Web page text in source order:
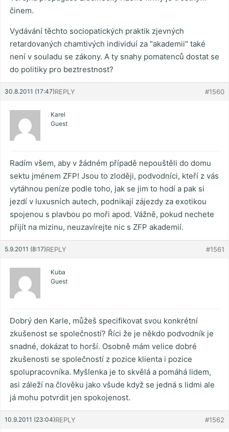
činem.
Vydávání těchto sociopatických praktik zjevných
retardovaných chamtivých individuí za "akademii" také
není v souladu se zákony. A ty snahy pomatenců dostat se
do politiky pro beztrestnost?
30.8.2011 (17:47) #1560
REPLY
Karel
Guest
Radím všem, aby v žádném případě nepouštěli do domu
sektu jménem ZFP! Jsou to zloději, podvodníci, kteří z vás
vytáhnou peníze podle toho, jak se jim to hodí a pak si
jezdí v luxusních autech, podnikají zájezdy za exotikou
spojenou s plavbou po moři apod. Vážně, pokud nechete
přijít na mizinu, neuzavírejte nic s ZFP akademií.
5.9.2011 (8:17) #1561
REPLY
Kuba
Guest
Dobrý den Karle, můžeš specifikovat svou konkrétní
zkušenost se společností? Říci že je někdo podvodník je
snadné, dokázat to horší. Osobně mám velice dobré
zkušenosti se společností z pozice klienta i pozice
spolupracovníka. Myšlenka je to skvělá a pomáhá lidem,
asi záleží na člověku jako všude když se jedná s lidmi ale
já mohu potvrdit jen spokojenost.
10.9.2011 (23:04) #1562
REPLY